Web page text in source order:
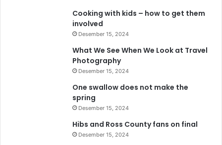
Cooking with kids – how to get them
involved
Desember 15, 2024
What We See When We Look at Travel
Photography
Desember 15, 2024
One swallow does not make the
spring
Desember 15, 2024
Hibs and Ross County fans on final
Desember 15, 2024